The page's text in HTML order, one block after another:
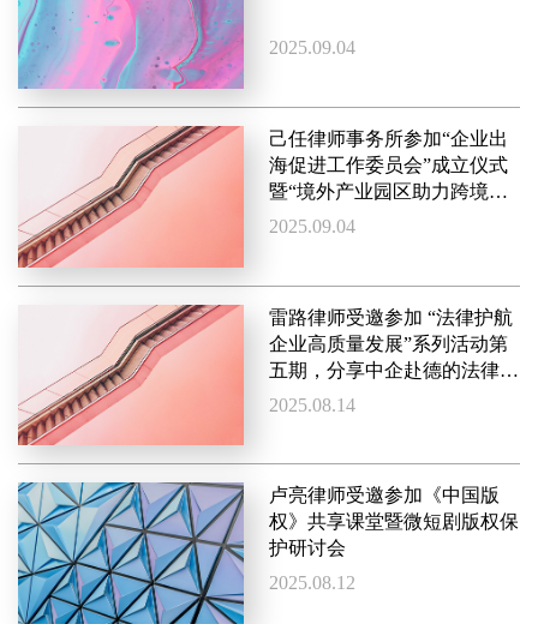
2025.09.04
己任律师事务所参加“企业出
海促进工作委员会”成立仪式
暨“境外产业园区助力跨境投
资合作”主题交流会
2025.09.04
雷路律师受邀参加 “法律护航
企业高质量发展”系列活动第
五期，分享中企赴德的法律经
验
2025.08.14
卢亮律师受邀参加《中国版
权》共享课堂暨微短剧版权保
护研讨会
2025.08.12